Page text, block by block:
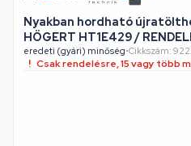
Nyakban hordható
HÖGERT HT1E429 /
eredeti (gyári) minőség•Cikkszám:
Csak rendelésre, 15 vagy több